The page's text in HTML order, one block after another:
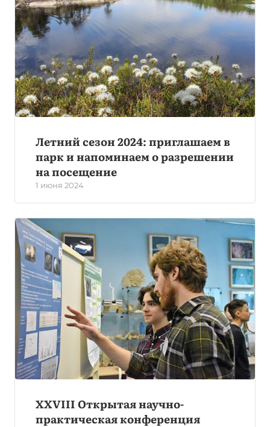
Летний сезон 2024: приглашаем в
парк и напоминаем о разрешении
на посещение
1 июня 2024
XXVIII Открытая научно-
практическая конференция